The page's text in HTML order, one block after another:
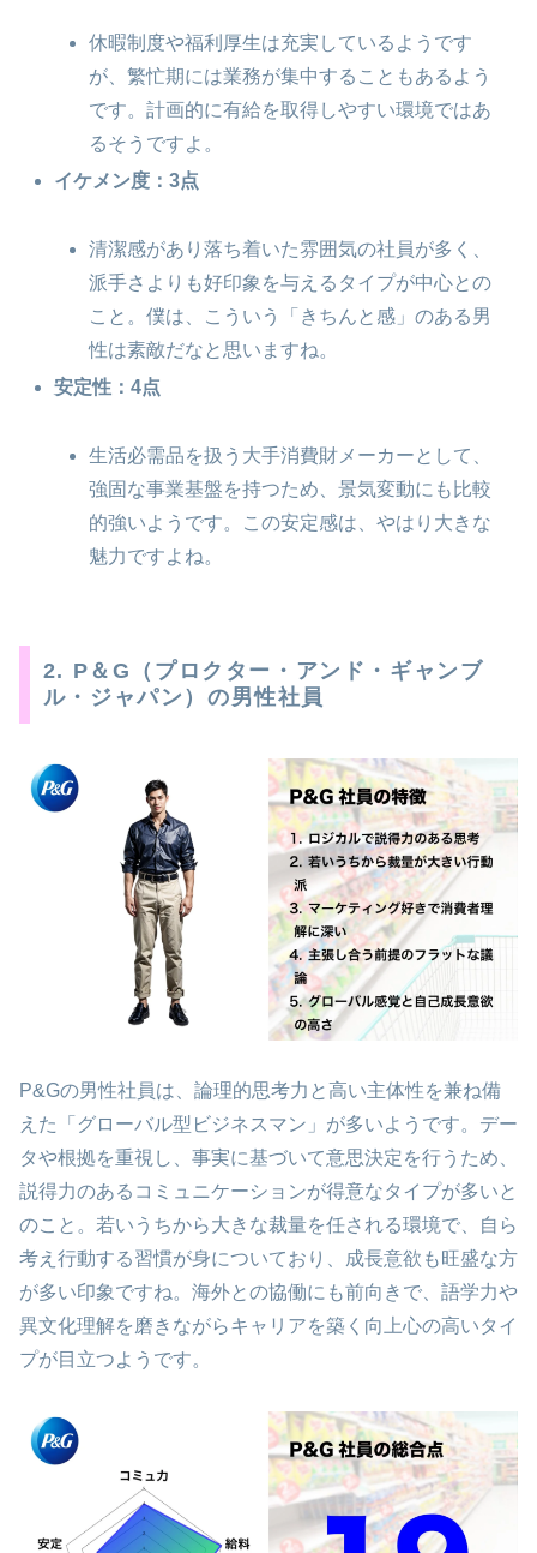
休暇制度や福利厚生は充実しているようです
が、繁忙期には業務が集中することもあるよう
です。計画的に有給を取得しやすい環境ではあ
るそうですよ。
イケメン度：3点
清潔感があり落ち着いた雰囲気の社員が多く、
派手さよりも好印象を与えるタイプが中心との
こと。僕は、こういう「きちんと感」のある男
性は素敵だなと思いますね。
安定性：4点
生活必需品を扱う大手消費財メーカーとして、
強固な事業基盤を持つため、景気変動にも比較
的強いようです。この安定感は、やはり大きな
魅力ですよね。
2. P＆G（プロクター・アンド・ギャンブ
ル・ジャパン）の男性社員
P&Gの男性社員は、論理的思考力と高い主体性を兼ね備
えた「グローバル型ビジネスマン」が多いようです。デー
タや根拠を重視し、事実に基づいて意思決定を行うため、
説得力のあるコミュニケーションが得意なタイプが多いと
のこと。若いうちから大きな裁量を任される環境で、自ら
考え行動する習慣が身についており、成長意欲も旺盛な方
が多い印象ですね。海外との協働にも前向きで、語学力や
異文化理解を磨きながらキャリアを築く向上心の高いタイ
プが目立つようです。